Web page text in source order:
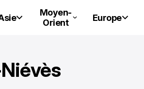
Moyen-
Orient
Europe